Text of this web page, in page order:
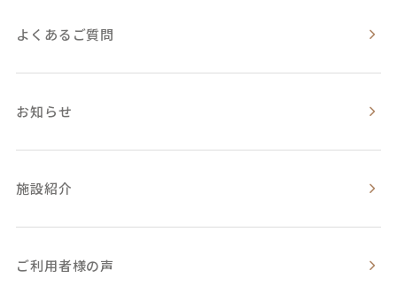
よくあるご質問
お知らせ
施設紹介
ご利用者様の声